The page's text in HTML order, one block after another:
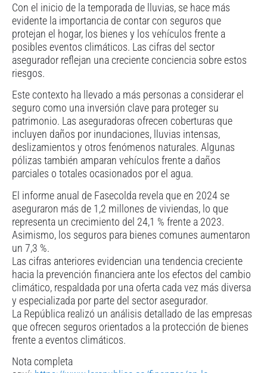
Con el inicio de la temporada de lluvias, se hace más
evidente la importancia de contar con seguros que
protejan el hogar, los bienes y los vehículos frente a
posibles eventos climáticos. Las cifras del sector
asegurador reflejan una creciente conciencia sobre estos
riesgos.
Este contexto ha llevado a más personas a considerar el
seguro como una inversión clave para proteger su
patrimonio. Las aseguradoras ofrecen coberturas que
incluyen daños por inundaciones, lluvias intensas,
deslizamientos y otros fenómenos naturales. Algunas
pólizas también amparan vehículos frente a daños
parciales o totales ocasionados por el agua.
El informe anual de Fasecolda revela que en 2024 se
aseguraron más de 1,2 millones de viviendas, lo que
representa un crecimiento del 24,1 % frente a 2023.
Asimismo, los seguros para bienes comunes aumentaron
un 7,3 %.
Las cifras anteriores evidencian una tendencia creciente
hacia la prevención financiera ante los efectos del cambio
climático, respaldada por una oferta cada vez más diversa
y especializada por parte del sector asegurador.
La República realizó un análisis detallado de las empresas
que ofrecen seguros orientados a la protección de bienes
frente a eventos climáticos.
Nota completa